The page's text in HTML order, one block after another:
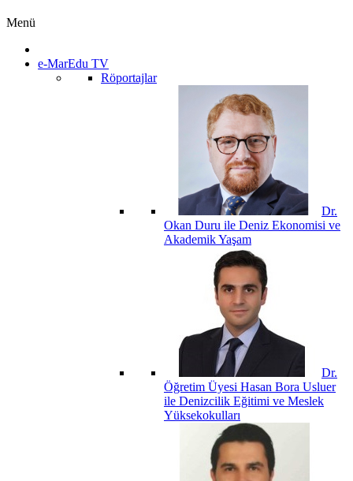
Menü
e-MarEdu TV
Röportajlar
Dr.
Okan Duru ile Deniz Ekonomisi ve
Akademik Yaşam
Dr.
Öğretim Üyesi Hasan Bora Usluer
ile Denizcilik Eğitimi ve Meslek
Yüksekokulları